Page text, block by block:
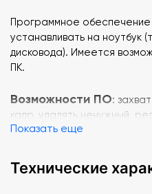
Программное
устанавливать на ноутбук
дисковода). Имеется
ПК.
Возможности ПО:
кадр, удалять ненужный,
кадры), звук (можно
из мультфильма), время
уменьшать длительность
Показать еще
Технические